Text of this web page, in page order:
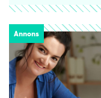
Annons